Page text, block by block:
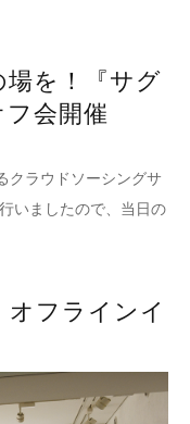
を！『サグ
会開催
クラウドソーシングサ
いましたので、当日の
フラインイ